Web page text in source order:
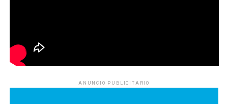
ANUNCIO PUBLICITARIO